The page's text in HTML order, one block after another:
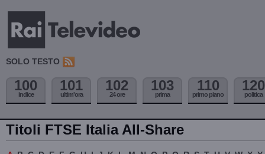
SOLO TESTO
100
indice
101
ultim'ora
102
24 ore
103
prima
110
primo piano
120
politica
Titoli FTSE Italia All-Share